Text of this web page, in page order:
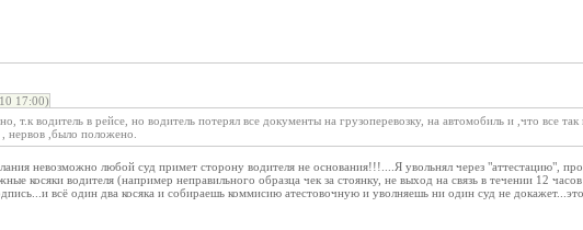
17:00)
т.к водитель в рейсе, но водитель потерял все документы на грузоперевозку, на автомобиль и ,что все так
, нервов ,было положено.
невозможно любой суд примет сторону водителя не основания!!!....Я увольнял через "аттестацию",
косяки водителя (например неправильного образца чек за стоянку, не выход на связь в течении 12
всё один два косяка и собираешь коммисию атестовочную и уволняешь ни один суд не докажет...это